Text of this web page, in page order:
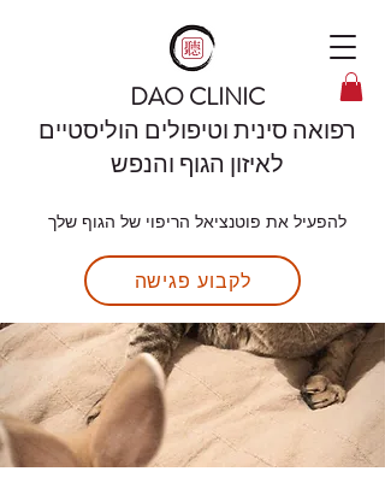
DAO CLINIC
רפואה סינית וטיפולים הוליסטיים
לאיזון הגוף והנפש
להפעיל את פוטנציאל הריפוי של הגוף שלך
לקבוע פגישה